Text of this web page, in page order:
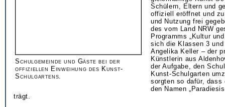
Schulgemeinde und Gäste bei der
offiziellen Einweihung des Kunst-
Schulgartens.
Schülern, Eltern und
offiziell eröffnet und
und Nutzung frei
des vom Land NRW
Programms „Kultur
sich die Klassen 3
Angelika Keller – der
Künstlerin aus
der Aufgabe, den
Kunst-Schulgarten
sorgten so dafür, dass
den Namen
trägt.